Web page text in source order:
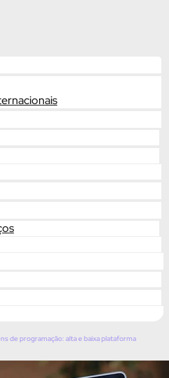
de programação: alta e baixa plataforma